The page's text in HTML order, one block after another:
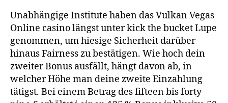
Unabhängige Institute haben das Vulkan Vegas
Online casino längst unter kick the bucket Lupe
genommen, um hiesige Sicherheit darüber
hinaus Fairness zu bestätigen. Wie hoch dein
zweiter Bonus ausfällt, hängt davon ab, in
welcher Höhe man deine zweite Einzahlung
tätigst. Bei einem Betrag des fifteen bis forty